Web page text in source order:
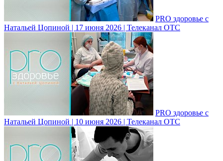
PRO здоровье с
Натальей Цопиной | 17 июня 2026 | Телеканал ОТС
PRO здоровье с
Натальей Цопиной | 10 июня 2026 | Телеканал ОТС